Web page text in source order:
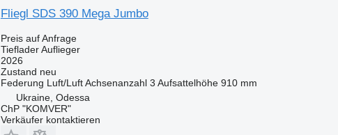
Fliegl SDS 390 Mega Jumbo
Preis auf Anfrage
Tieflader Auflieger
2026
Zustand neu
Federung Luft/Luft Achsenanzahl 3 Aufsattelhöhe 910 mm
Ukraine, Odessa
ChP "KOMVER"
Verkäufer kontaktieren